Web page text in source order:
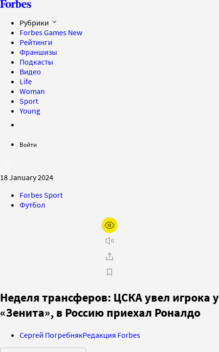
Рубрики
Forbes Games New
Рейтинги
Франшизы
Подкасты
Видео
Life
Woman
Sport
Young
Войти
18 January 2024
Forbes Sport
Футбол
Неделя трансферов: ЦСКА увел игрока у
«Зенита», в Россию приехал Роналдо
Сергей ПогребнякРедакция Forbes